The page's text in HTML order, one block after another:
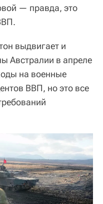
— правда, это
выдвигает и
Австралии в апреле
на военные
ВВП, но это все